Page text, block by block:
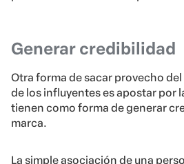
Generar credibilidad
Otra forma de sacar provecho
de los influyentes es apostar por
tienen como forma de generar
marca.
La simple asociación de una